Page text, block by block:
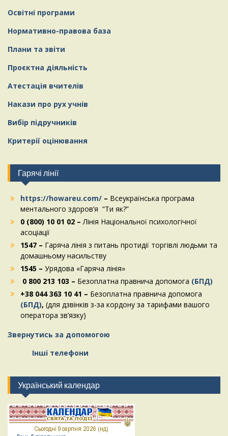
Освітні програми
Нормативно-правова база
Плани та звіти
Проєктна діяльність
Атестація вчителів
Накази про рух учнів
Вибір підручників
Критерії оцінювання
Гарячі лінії
https://howareu.com/ – Всеукраїнська програма
ментального здоров’я “Ти як?”
0 (800) 10 01 02 –Лінія Національної психологічної
асоціації
1547 – Гаряча лінія з питань протидії торгівлі людьми та
домашньому насильству
1545 – Урядова «Гаряча лінія»
0 800 213 103 – Безоплатна правнича допомога (БПД)
+38 044 363 10 41 – Безоплатна правнича допомога
(БПД), (для дзвінків з-за кордону за тарифами вашого
оператора зв’язку)
Звернутись за допомогою
Інші телефони
Український календар